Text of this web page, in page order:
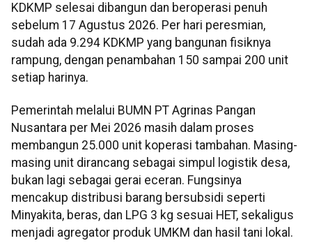
KDKMP selesai dibangun dan beroperasi penuh
sebelum 17 Agustus 2026. Per hari peresmian,
sudah ada 9.294 KDKMP yang bangunan fisiknya
rampung, dengan penambahan 150 sampai 200 unit
setiap harinya.
Pemerintah melalui BUMN PT Agrinas Pangan
Nusantara per Mei 2026 masih dalam proses
membangun 25.000 unit koperasi tambahan. Masing-
masing unit dirancang sebagai simpul logistik desa,
bukan lagi sebagai gerai eceran. Fungsinya
mencakup distribusi barang bersubsidi seperti
Minyakita, beras, dan LPG 3 kg sesuai HET, sekaligus
menjadi agregator produk UMKM dan hasil tani lokal.